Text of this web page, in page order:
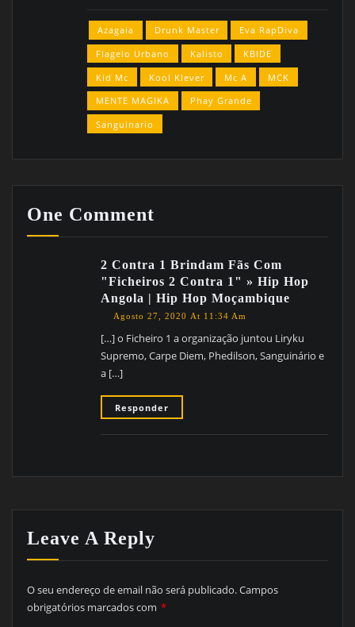
Azagaia Drunk Master
Eva RapDiva
Flagelo Urbano
Kalisto
KBIDE
Kid Mc
Kool Klever Mc A
MCK
MENTE MAGIKA
Phay Grande
Sanguinario
One Comment
2 Contra 1 Brindam Fãs Com
"Ficheiros 2 Contra 1" » Hip Hop
Angola | Hip Hop Moçambique
Agosto 27, 2020 At 11:34 Am
[…] o Ficheiro 1 a organização juntou Liryku
Supremo, Carpe Diem, Phedilson, Sanguinário e
a […]
Responder
Leave A Reply
O seu endereço de email não será publicado.Campos
obrigatórios marcados com *